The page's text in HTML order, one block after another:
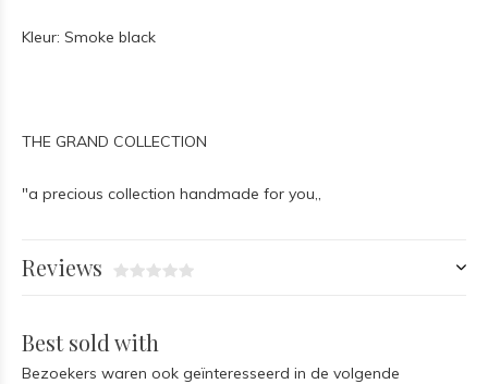
Kleur: Smoke black
THE GRAND COLLECTION
"a precious collection handmade for you,,
Reviews
Best sold with
Bezoekers waren ook geïnteresseerd in de volgende